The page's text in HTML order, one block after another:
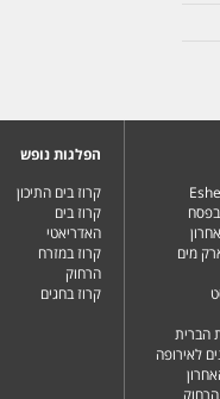
מים
הברית
לאירופה
הפלגות נופש
קרוז בים התיכון
קרוז בים
האדריאטי
קרוז במזרח
הרחוק
קרוז בחגים